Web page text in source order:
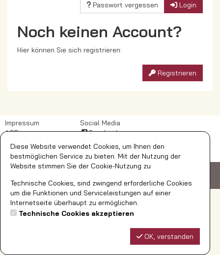
Passwort vergessen Login
Noch keinen Account?
Hier können Sie sich registrieren:
Registrieren
Impressum
AGB
DSB
Widerrufsbelehrung
Social Media
Facebook
© AquaFun Soest GmbH Ardeyweg 35
Telefon: 02921/392-700
bestellungen@aquafun-soest.de
Diese Website verwendet Cookies, um Ihnen den
bestmöglichen Service zu bieten. Mit der Nutzung der
Website stimmen Sie der Cookie-Nutzung zu
Technische Cookies, sind zwingend erforderliche Cookies
um die Funktionen und Serviceleistungen auf einer
Internetseite überhaupt zu ermöglichen.
Technische Cookies akzeptieren
OK, verstanden